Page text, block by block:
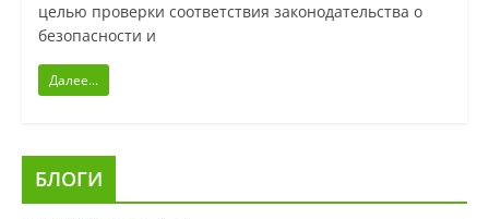
целью проверки соответствия законодательства о
безопасности и
Далее...
БЛОГИ